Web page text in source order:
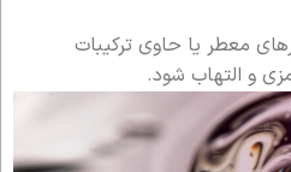
معطر یا حاوی ترکیبات
و التهاب شود.